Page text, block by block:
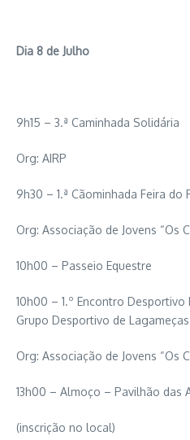
Dia 8 de Julho
9h15 – 3.ª Caminhada Solidária
Org: AIRP
9h30 – 1.ª Cãominhada Feira do
Org: Associação de Jovens “Os
10h00 – Passeio Equestre
10h00 – 1.º Encontro
Grupo Desportivo de Lagameças
Org: Associação de Jovens “Os
13h00 – Almoço – Pavilhão das
(inscrição no local)